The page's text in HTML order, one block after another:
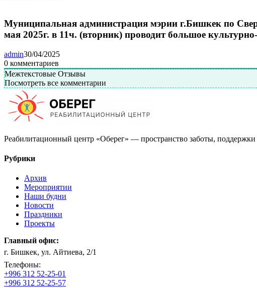
Муниципальная администрация мэрии г.Бишкек по
мая 2025г. в 11ч. (вторник) проводит большое
admin30/04/2025
0 комментариев
Межтекстовые Отзывы
Посмотреть все комментарии
Реабилитационный центр «Оберег» — пространство заботы,
Рубрики
Архив
Мероприятии
Наши будни
Новости
Праздники
Проекты
Главный офис:
г. Бишкек, ул. Айтиева, 2/1
Телефоны:
+996 312 52-25-01
+996 312 52-25-57